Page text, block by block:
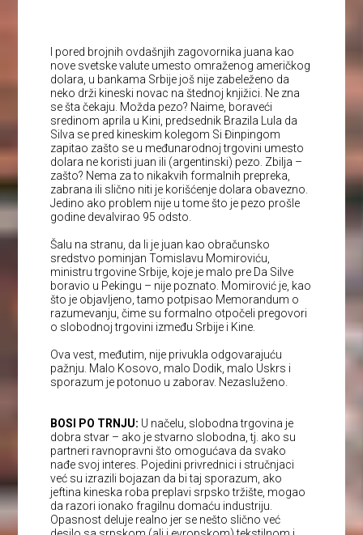
I pored brojnih ovdašnjih zagovornika juana kao
nove svetske valute umesto omraženog američkog
dolara, u bankama Srbije još nije zabeleženo da
neko drži kineski novac na štednoj knjižici. Ne zna
se šta čekaju. Možda pezo? Naime, boraveći
sredinom aprila u Kini, predsednik Brazila Lula da
Silva se pred kineskim kolegom Si Đinpingom
zapitao zašto se u međunarodnoj trgovini umesto
dolara ne koristi juan ili (argentinski) pezo. Zbilja –
zašto? Nema za to nikakvih formalnih prepreka,
zabrana ili slično niti je korišćenje dolara obavezno.
Jedino ako problem nije u tome što je pezo prošle
godine devalvirao 95 odsto.
Šalu na stranu, da li je juan kao obračunsko
sredstvo pominjan Tomislavu Momiroviću,
ministru trgovine Srbije, koje je malo pre Da Silve
boravio u Pekingu – nije poznato. Momirović je, kao
što je objavljeno, tamo potpisao Memorandum o
razumevanju, čime su formalno otpočeli pregovori
o slobodnoj trgovini između Srbije i Kine.
Ova vest, međutim, nije privukla odgovarajuću
pažnju. Malo Kosovo, malo Dodik, malo Uskrs i
sporazum je potonuo u zaborav. Nezasluženo.
BOSI PO TRNJU: U načelu, slobodna trgovina je
dobra stvar – ako je stvarno slobodna, tj. ako su
partneri ravnopravni što omogućava da svako
nađe svoj interes. Pojedini privrednici i stručnjaci
već su izrazili bojazan da bi taj sporazum, ako
jeftina kineska roba preplavi srpsko tržište, mogao
da razori ionako fragilnu domaću industriju.
Opasnost deluje realno jer se nešto slično već